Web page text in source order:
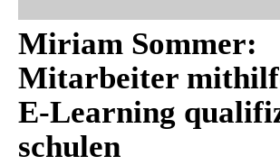
Miriam Sommer:
Mitarbeiter
E-Learning
schulen